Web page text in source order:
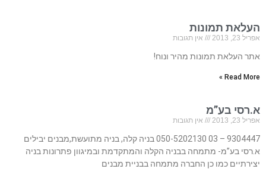
העלאת תמונות
אפריל 23, 2013 אין תגובות
אתר העלאת תמונות מהיר ונוח!
Read More »
א.רסי בע”מ
אפריל 23, 2013 אין תגובות
9304447 – 03 050-5202130 בניה קלה, בניה מתועשת,מבנים יבילים
א.רסי בע”מ- מתמחה בבניה הקלה והמתקדמת ובמיגוון פתרונות בניה
יצירתיים כמו כן החברה מתמחה בבניית מבנים